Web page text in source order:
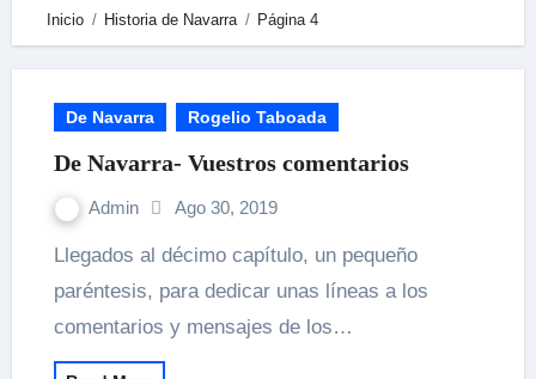
Inicio Historia de Navarra Página 4
De Navarra Rogelio Taboada
De Navarra- Vuestros comentarios
Admin Ago 30, 2019
Llegados al décimo capítulo, un pequeño
paréntesis, para dedicar unas líneas a los
comentarios y mensajes de los…